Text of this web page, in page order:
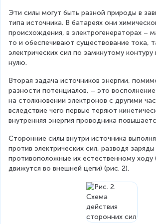
Эти силы могут быть разной природы в
типа источника. В батареях они
происхождения, в электрогенераторах –
то и обеспечивают существование тока,
электрических сил по замкнутому контуру
нулю.
Вторая задача источников энергии,
разности потенциалов, – это
на столкновении электронов с другими
вследствие чего первые теряют
внутренняя энергия проводника
Сторонние силы внутри источника
против электрических сил, разводя
противоположные их естественному ходу
движутся во внешней цепи) (рис. 2).